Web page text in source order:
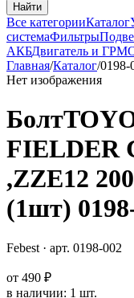
Найти
Все категорииКаталог
системаФильтры
АКБДвигатель и ГРМ
Главная/Каталог/0198-
Нет изображения
FIELDER
,ZZE12
(1шт)
Febest · арт. 0198-002
от 490 ₽
в наличии: 1 шт.